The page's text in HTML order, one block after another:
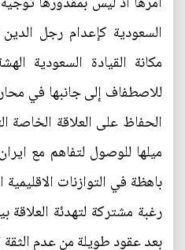
السعودية كإعدام رجل
مكانة القيادة السعودية
للاصطفاف إلى جانبها في
الحفاظ على العلاقة الخاصة
ميلها للوصول لتفاهم مع
باهظة في التوازنات
رغبة مشتركة لتهدئة العلاقة
بعد عقود طويلة من عدم الثقة